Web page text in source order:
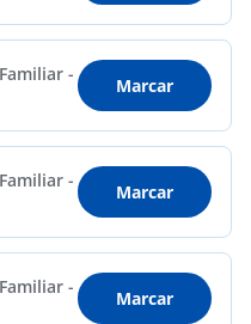
-
Marcar
-
Marcar
-
Marcar